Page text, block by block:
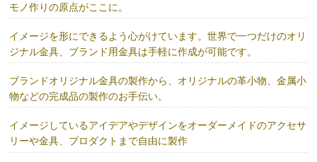
モノ作りの原点がここに。
イメージを形にできるよう心がけています。世界で一つだけのオリ
ジナル金具、ブランド用金具は手軽に作成が可能です。
ブランドオリジナル金具の製作から、オリジナルの革小物、金属小
物などの完成品の製作のお手伝い。
イメージしているアイデアやデザインをオーダーメイドのアクセサ
リーや金具、プロダクトまで自由に製作